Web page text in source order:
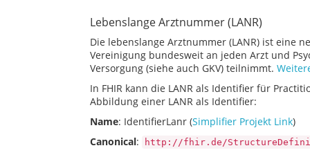
Lebenslange Arztnummer (LANR)
Die lebenslange Arztnummer (LANR) ist eine
Vereinigung bundesweit an jeden Arzt und
Versorgung (siehe auch GKV) teilnimmt.
In FHIR kann die LANR als Identifier für
Abbildung einer LANR als Identifier:
Name: IdentifierLanr (Simplifier Projekt Link)
Canonical: http://fhir.de/